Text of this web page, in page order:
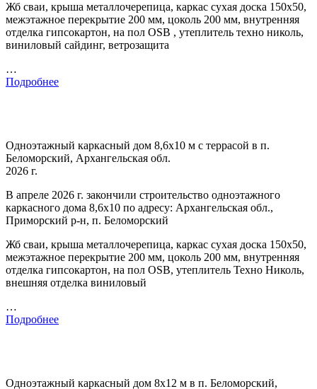
Жб сваи, крыша металлочерепица, каркас сухая доска 150х50,
межэтажное перекрытие 200 мм, цоколь 200 мм, внутренняя
отделка гипсокартон, на пол OSB , утеплитель техно николь,
виниловый сайдинг, ветрозащита
…
Подробнее
Одноэтажный каркасный дом 8,6х10 м с террасой в п.
Беломорский, Архангельская обл.
2026 г.
В апреле 2026 г. закончили строительство одноэтажного
каркасного дома 8,6х10 по адресу: Архангельская обл.,
Приморский р-н, п. Беломорский
Жб сваи, крыша металлочерепица, каркас сухая доска 150х50,
межэтажное перекрытие 200 мм, цоколь 200 мм, внутренняя
отделка гипсокартон, на пол OSB, утеплитель Техно Николь,
внешняя отделка виниловый
…
Подробнее
Одноэтажный каркасный дом 8х12 м в п. Беломорский,